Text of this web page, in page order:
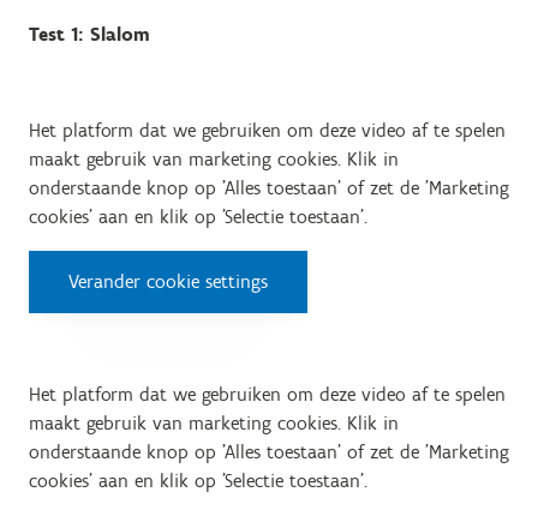
Test 1: Slalom
Het platform dat we gebruiken om deze video af te spelen
maakt gebruik van marketing cookies. Klik in
onderstaande knop op 'Alles toestaan' of zet de 'Marketing
cookies' aan en klik op 'Selectie toestaan'.
Verander cookie settings
Het platform dat we gebruiken om deze video af te spelen
maakt gebruik van marketing cookies. Klik in
onderstaande knop op 'Alles toestaan' of zet de 'Marketing
cookies' aan en klik op 'Selectie toestaan'.